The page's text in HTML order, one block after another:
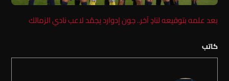
بعد علمه بتوقيعه لنادٍ آخر.. جون إدوارد يجمّد لاعب نادي الزمالك
كاتب